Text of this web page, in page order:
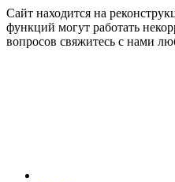
Сайт находится на
функций могут работать
вопросов свяжитесь с нами